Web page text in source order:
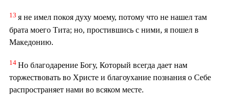
13 я не имел покоя духу моему, потому что не нашел там
брата моего Тита; но, простившись с ними, я пошел в
Македонию.
14 Но благодарение Богу, Который всегда дает нам
торжествовать во Христе и благоухание познания о Себе
распространяет нами во всяком месте.